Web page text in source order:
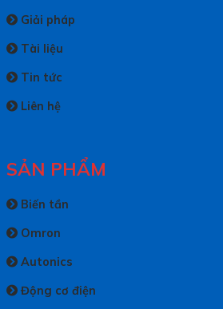
Giải pháp
Tài liệu
Tin tức
Liên hệ
SẢN PHẨM
Biến tần
Omron
Autonics
Động cơ điện